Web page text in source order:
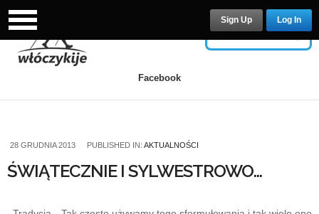
Facebook
Log In
Sign Up
28 GRUDNIA 2013 PUBLISHED IN: AKTUALNOŚCI
ŚWIĄTECZNIE I SYLWESTROWO…